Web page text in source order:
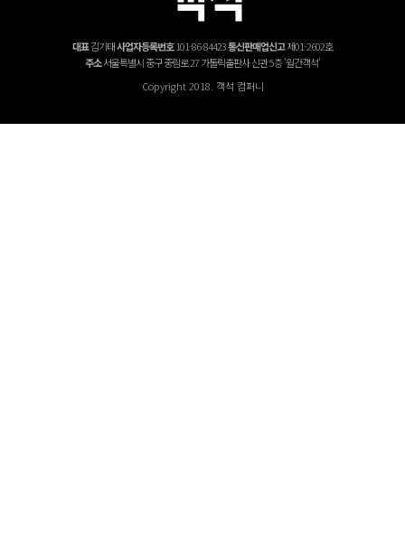
대표김기태사업자등록번호101-86-84423통신판매업신고제01-2602호
주소서울특별시 중구 중림로 27 가톨릭출판사 신관 5층 '월간객석'
Copyright 2018. 객석 컴퍼니